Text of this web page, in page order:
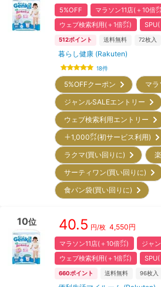
5%OFF マラソン11店(＋10倍
ウェブ検索利用(＋1倍㌽)
512ポイント 送料無料 72枚入
暮らし健康 (Rakuten)
18件
5%OFFクーポン
マ
ジャンルSALEエントリー
ウェブ検索利用エントリー
＋1,000㌽(初サービス利用)
ラクマ(買い回りに)
サーティワン(買い回りに)
食パン袋(買い回りに)
10位 40.5 円/枚 4,550円
マラソン11店(＋10倍㌽)
ジャ
ウェブ検索利用(＋1倍㌽)
660ポイント 送料無料 96枚入